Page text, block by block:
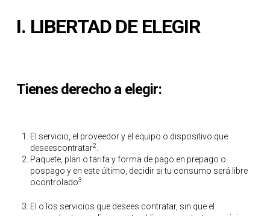
I. LIBERTAD DE ELEGIR
Tienes derecho a elegir:
El servicio, el proveedor y el equipo o dispositivo que
deseescontratar2.
Paquete, plan o tarifa y forma de pago en prepago o
pospago y en este último, decidir si tu consumo será libre
ocontrolado3.
El o los servicios que desees contratar, sin que el